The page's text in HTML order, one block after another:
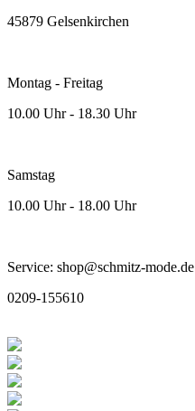
45879 Gelsenkirchen
Montag - Freitag
10.00 Uhr - 18.30 Uhr
Samstag
10.00 Uhr - 18.00 Uhr
Service: shop@schmitz-mode.de
0209-155610